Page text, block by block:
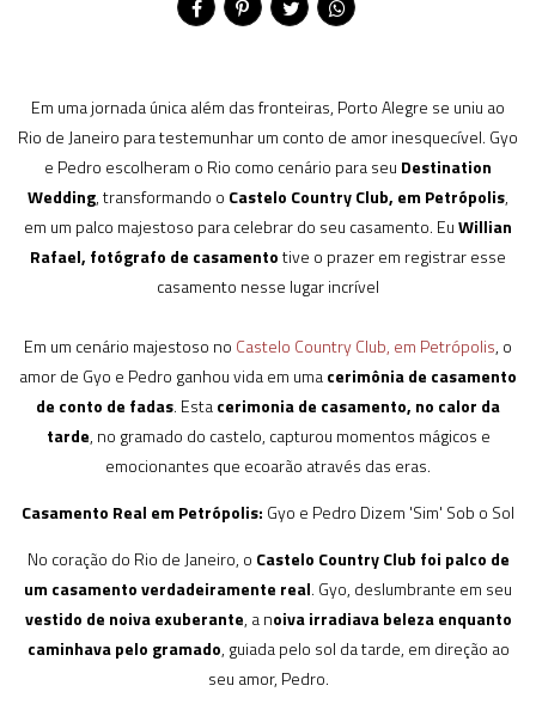
Em uma jornada única além das fronteiras, Porto Alegre se uniu ao
Rio de Janeiro para testemunhar um conto de amor inesquecível. Gyo
e Pedro escolheram o Rio como cenário para seu Destination
Wedding, transformando o Castelo Country Club, em Petrópolis,
em um palco majestoso para celebrar do seu casamento. EuWillian
Rafael, fotógrafo de casamentotive o prazer em registrar esse
casamento nesse lugar incrível
Em um cenário majestoso no Castelo Country Club, em Petrópolis, o
amor de Gyo e Pedro ganhou vida em umacerimônia de casamento
de conto de fadas. Estacerimonia de casamento, no calor da
tarde, no gramado do castelo, capturou momentos mágicos e
emocionantes que ecoarão através das eras.
Casamento Real em Petrópolis: Gyo e Pedro Dizem 'Sim' Sob o Sol
No coração do Rio de Janeiro, o Castelo Country Club foi palco de
um casamento verdadeiramente real. Gyo, deslumbrante em seu
vestido de noiva exuberante, a noiva irradiava beleza enquanto
caminhava pelo gramado, guiada pelo sol da tarde, em direção ao
seu amor, Pedro.